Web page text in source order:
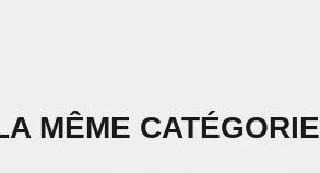
MÊME CATÉGORIE